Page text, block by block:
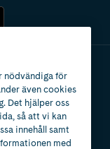
nödvändiga för
även cookies
Det hjälper oss
så att vi kan
innehåll samt
med